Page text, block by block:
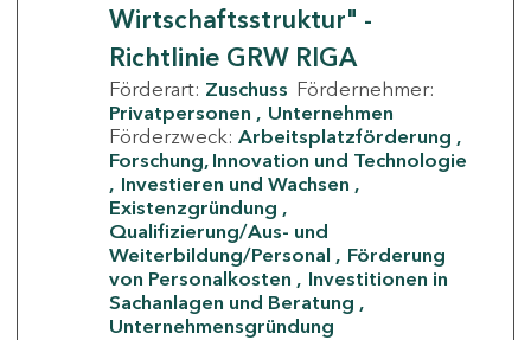
Wirtschaftsstruktur" -
Richtlinie GRW RIGA
Förderart: Zuschuss Fördernehmer:
Privatpersonen
Unternehmen
Förderzweck: Arbeitsplatzförderung
Forschung, Innovation und Technologie
Investieren und Wachsen
Existenzgründung
Qualifizierung/Aus- und
Weiterbildung/Personal
Förderung
von Personalkosten
Investitionen in
Sachanlagen und Beratung
Unternehmensgründung